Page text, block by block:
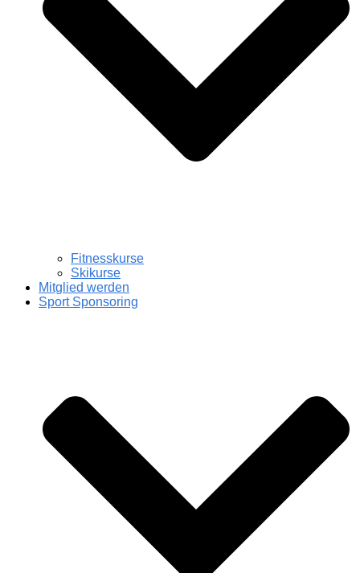
Fitnesskurse
Skikurse
Mitglied werden
Sport Sponsoring